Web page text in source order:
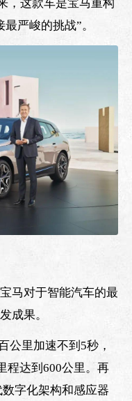
，这款车是宝马重构
严峻的挑战”。
马对于智能汽车的最
成果。
公里加速不到5秒，
程达到600公里。再
字化架构和感应器